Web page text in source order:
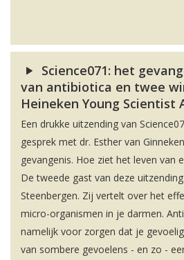
Science071: het
van antibiotica en twee
Heineken Young Scientist
Een drukke uitzending van
gesprek met dr. Esther van
gevangenis. Hoe ziet het leven van
De tweede gast van deze
Steenbergen. Zij vertelt over het
micro-organismen in je darmen.
namelijk voor zorgen dat je
van sombere gevoelens - en zo -